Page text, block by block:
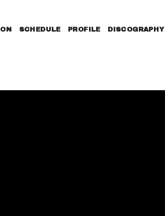
SCHEDULE PROFILE DISCOGRAPHY